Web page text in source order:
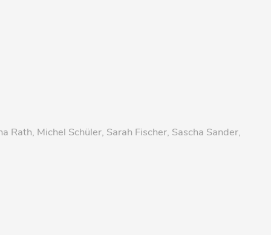
Michel Schüler, Sarah Fischer, Sascha Sander,